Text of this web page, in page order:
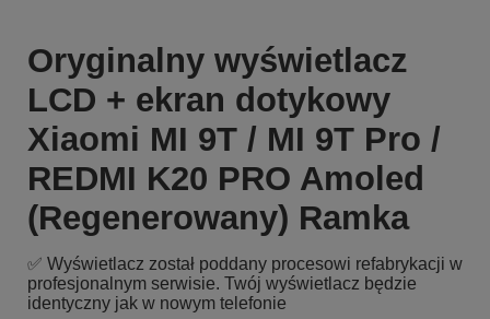
Oryginalny wyświetlacz
LCD + ekran dotykowy
Xiaomi MI 9T / MI 9T Pro /
REDMI K20 PRO Amoled
(Regenerowany) Ramka
✅ Wyświetlacz został poddany procesowi refabrykacji w
profesjonalnym serwisie. Twój wyświetlacz będzie
identyczny jak w nowym telefonie